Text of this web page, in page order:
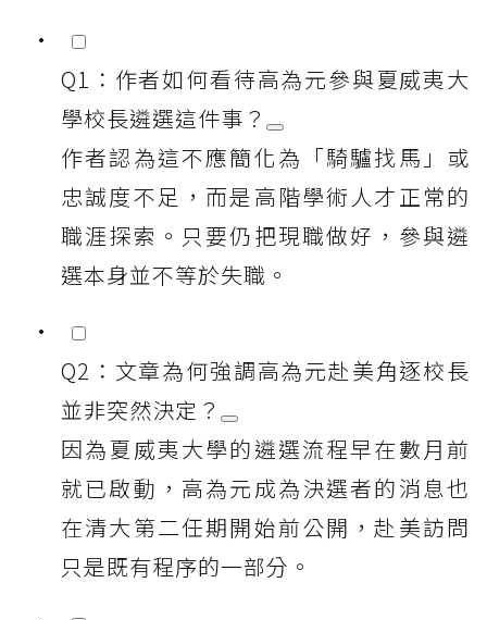
Q1：作者如何看待高為元參與夏威夷大
學校長遴選這件事？
作者認為這不應簡化為「騎驢找馬」或
忠誠度不足，而是高階學術人才正常的
職涯探索。只要仍把現職做好，參與遴
選本身並不等於失職。
Q2：文章為何強調高為元赴美角逐校長
並非突然決定？
因為夏威夷大學的遴選流程早在數月前
就已啟動，高為元成為決選者的消息也
在清大第二任期開始前公開，赴美訪問
只是既有程序的一部分。